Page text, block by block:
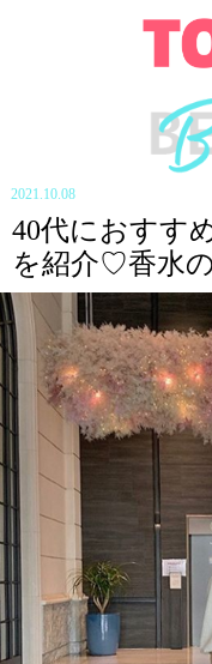
2021.10.08
40代におすす
を紹介♡香水